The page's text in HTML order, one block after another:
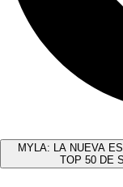
MYLA: LA NUEVA
TOP 50 DE